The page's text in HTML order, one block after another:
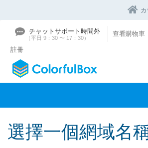
カ
チャットサポート時間外
（平日 9：30 〜 17：30）
查看購物車
註冊
選擇一個網域名